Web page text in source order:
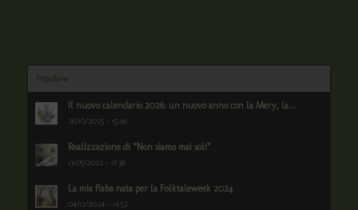
Popolare
Il nuovo calendario 2026: un nuovo anno con la Mery, la...
26/10/2025 - 15:46
Realizzazione di “Non siamo mai soli”
13/05/2022 - 17:36
La mia fiaba nata per la Folktaleweek 2024
04/12/2024 - 14:52